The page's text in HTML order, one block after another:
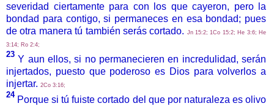
severidad ciertamente para con los que cayeron, pero la
bondad para contigo, si permaneces en esa bondad; pues
de otra manera tú también serás cortado. Jn 15:2; 1Co 15:2; He 3:6; He
3:14; Ro 2:4;
23Y aun ellos, si no permanecieren en incredulidad, serán
injertados, puesto que poderoso es Dios para volverlos a
injertar. 2Co 3:16;
24 Porque si tú fuiste cortado del que por naturaleza es olivo